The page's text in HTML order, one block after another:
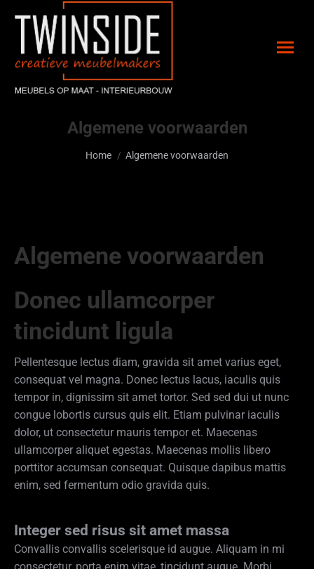
Algemene voorwaarden
Je bent hier:
Home Algemene voorwaarden
Algemene voorwaarden
Donec ullamcorper
tincidunt ligula
Pellentesque lectus diam, gravida sit amet varius eget,
consequat vel magna. Donec lectus lacus, iaculis quis
tempor in, dignissim sit amet tortor. Sed sed dui ut nunc
congue lobortis cursus quis elit. Etiam pulvinar iaculis
dolor, ut consectetur mauris tempor et. Maecenas
ullamcorper aliquet egestas. Maecenas mollis libero
porttitor accumsan consequat. Quisque dapibus mattis
enim, sed fermentum odio gravida quis.
Integer sed risus sit amet massa
Convallis convallis scelerisque id augue. Aliquam in mi